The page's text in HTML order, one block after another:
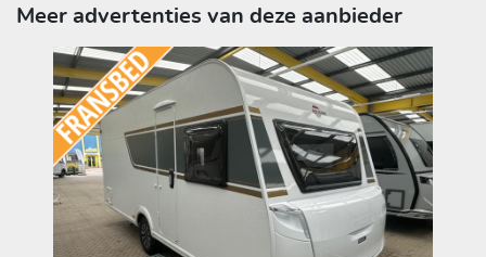
Slaapcomfort
Aantal bedden 4 bedden
2-persoonsbed (lxb)
1-persoonsbed (lxb)
1-persoonsbed (lxb)
2-persoonsbed (lxb) 208 x 140
200 x 80
200 x 80
185 x 120
Meer advertenties van deze aanbieder